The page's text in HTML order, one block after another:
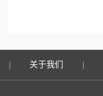
关于我们